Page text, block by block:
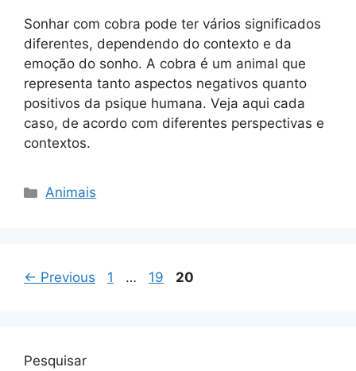
Sonhar com cobra pode ter vários significados
diferentes, dependendo do contexto e da
emoção do sonho. A cobra é um animal que
representa tanto aspectos negativos quanto
positivos da psique humana. Veja aqui cada
caso, de acordo com diferentes perspectivas e
contextos.
Categorias
Animais
← Previous Page
1 … Page
19 Page
20
Pesquisar